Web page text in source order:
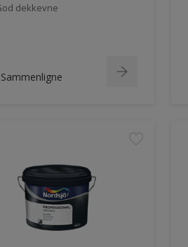
dekkevne
Sammenligne